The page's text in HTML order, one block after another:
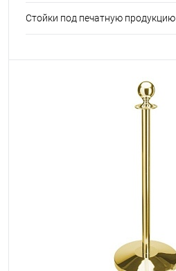
Стойки под печатную продукцию